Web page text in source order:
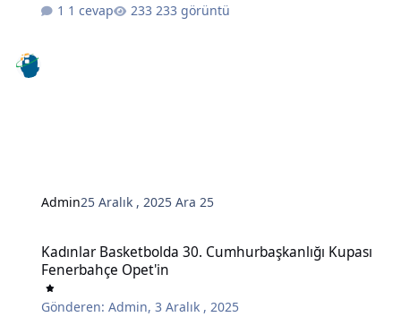
1 cevap
233 görüntü
Admin25 Aralık , 2025Ara 25
Kadınlar Basketbolda 30. Cumhurbaşkanlığı Kupası
Fenerbahçe Opet'in
Gönderen:Admin,3 Aralık , 2025